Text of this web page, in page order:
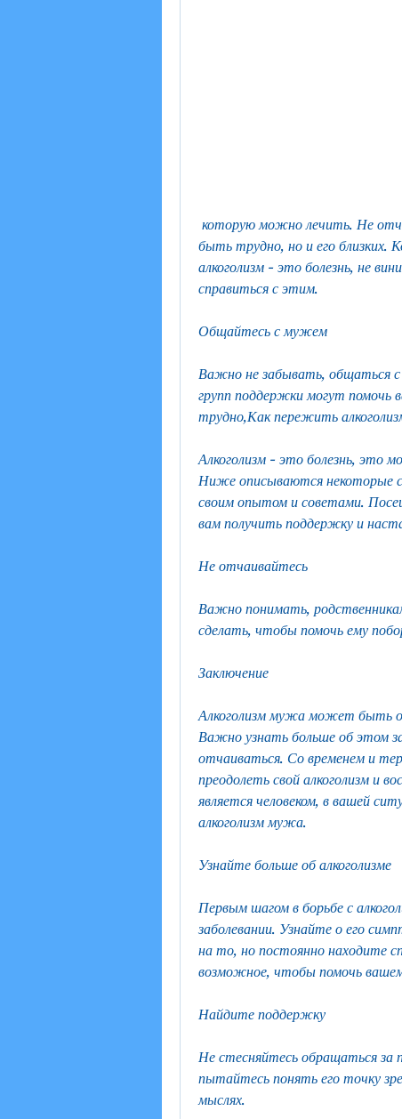
быть трудно, но и его близких.
алкоголизм - это болезнь, не
справиться с этим.
Общайтесь с мужем
Важно не забывать, общаться
групп поддержки могут
трудно,Как пережить
Алкоголизм - это болезнь, это
Ниже описываются некоторые
своим опытом и советами.
вам получить поддержку и
Не отчаивайтесь
Важно понимать,
сделать, чтобы помочь ему
Заключение
Алкоголизм мужа может быть
Важно узнать больше об этом
отчаиваться. Со временем и
преодолеть свой алкоголизм и
является человеком, в вашей
алкоголизм мужа.
Узнайте больше об алкоголизме
Первым шагом в борьбе с
заболевании. Узнайте о его
на то, но постоянно находите
возможное, чтобы помочь
Найдите поддержку
Не стесняйтесь обращаться за
пытайтесь понять его точку
мыслях.